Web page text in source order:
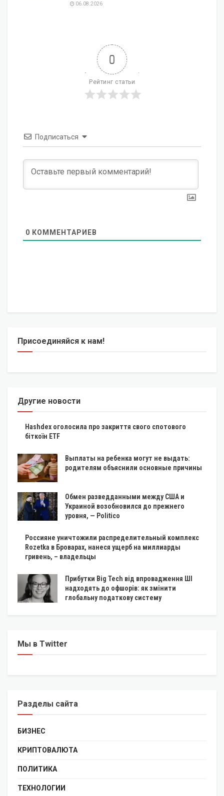
06.08.2026
0
Рейтинг статьи
Подписаться
0 КОММЕНТАРИЕВ
Присоединяйся к нам!
Другие новости
Hashdex оголосила про закриття свого спотового
біткоїн ETF
Выплаты на ребенка могут не выдать:
родителям объяснили основные причины
Обмен разведданными между США и
Украиной возобновился до прежнего
уровня, — Politico
Россияне уничтожили распределительный комплекс
Rozetka в Броварах, нанеся ущерб на миллиарды
гривень, – владельцы
Прибутки Big Tech від впровадження ШІ
надходять до офшорів: як змінити
глобальну податкову систему
Мы в Twitter
Разделы сайта
БИЗНЕС
КРИПТОВАЛЮТА
ПОЛИТИКА
ТЕХНОЛОГИИ